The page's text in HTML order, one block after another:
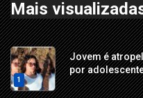
Mais
1
Jovem é
por